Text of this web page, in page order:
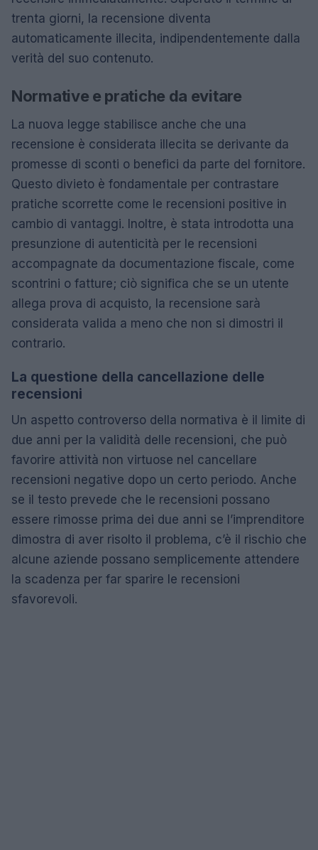
trenta giorni, la recensione diventa
automaticamente illecita, indipendentemente dalla
verità del suo contenuto.
Normative e pratiche da evitare
La nuova legge stabilisce anche che una
recensione è considerata illecita se derivante da
promesse di sconti o benefici da parte del fornitore.
Questo divieto è fondamentale per contrastare
pratiche scorrette come le recensioni positive in
cambio di vantaggi. Inoltre, è stata introdotta una
presunzione di autenticità per le recensioni
accompagnate da documentazione fiscale, come
scontrini o fatture; ciò significa che se un utente
allega prova di acquisto, la recensione sarà
considerata valida a meno che non si dimostri il
contrario.
La questione della cancellazione delle
recensioni
Un aspetto controverso della normativa è il limite di
due anni per la validità delle recensioni, che può
favorire attività non virtuose nel cancellare
recensioni negative dopo un certo periodo. Anche
se il testo prevede che le recensioni possano
essere rimosse prima dei due anni se l’imprenditore
dimostra di aver risolto il problema, c’è il rischio che
alcune aziende possano semplicemente attendere
la scadenza per far sparire le recensioni
sfavorevoli.